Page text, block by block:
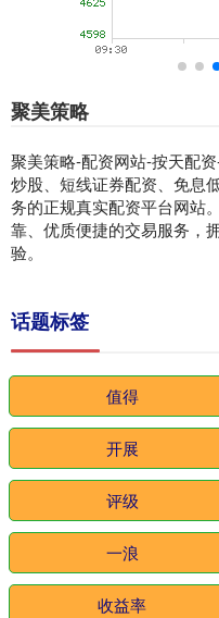
聚美策略
聚美策略-配资网站-按天配
炒股、短线证券配资、免息
务的正规真实配资平台网站
靠、优质便捷的交易服务，
验。
话题标签
值得
开展
评级
一浪
收益率